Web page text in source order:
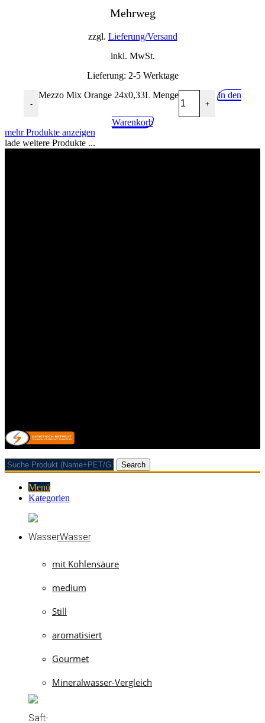
Mehrweg
zzgl. Lieferung/Versand
inkl. MwSt.
Lieferung: 2-5 Werktage
-
Mezzo Mix Orange 24x0,33L Menge
+
In den
Warenkorb
mehr Produkte anzeigen
lade weitere Produkte ...
Search
Menü
Kategorien
Wasser
mit Kohlensäure
medium
Still
aromatisiert
Gourmet
Mineralwasser-Vergleich